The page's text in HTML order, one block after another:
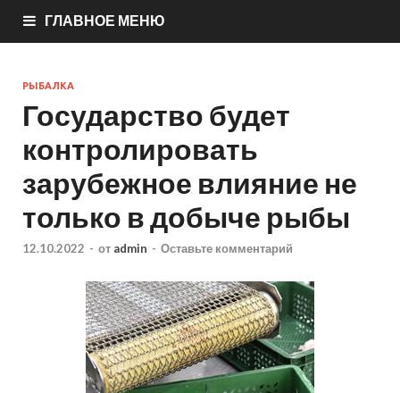
ГЛАВНОЕ МЕНЮ
РЫБАЛКА
Государство будет
контролировать
зарубежное влияние не
только в добыче рыбы
12.10.2022 - от admin - Оставьте комментарий